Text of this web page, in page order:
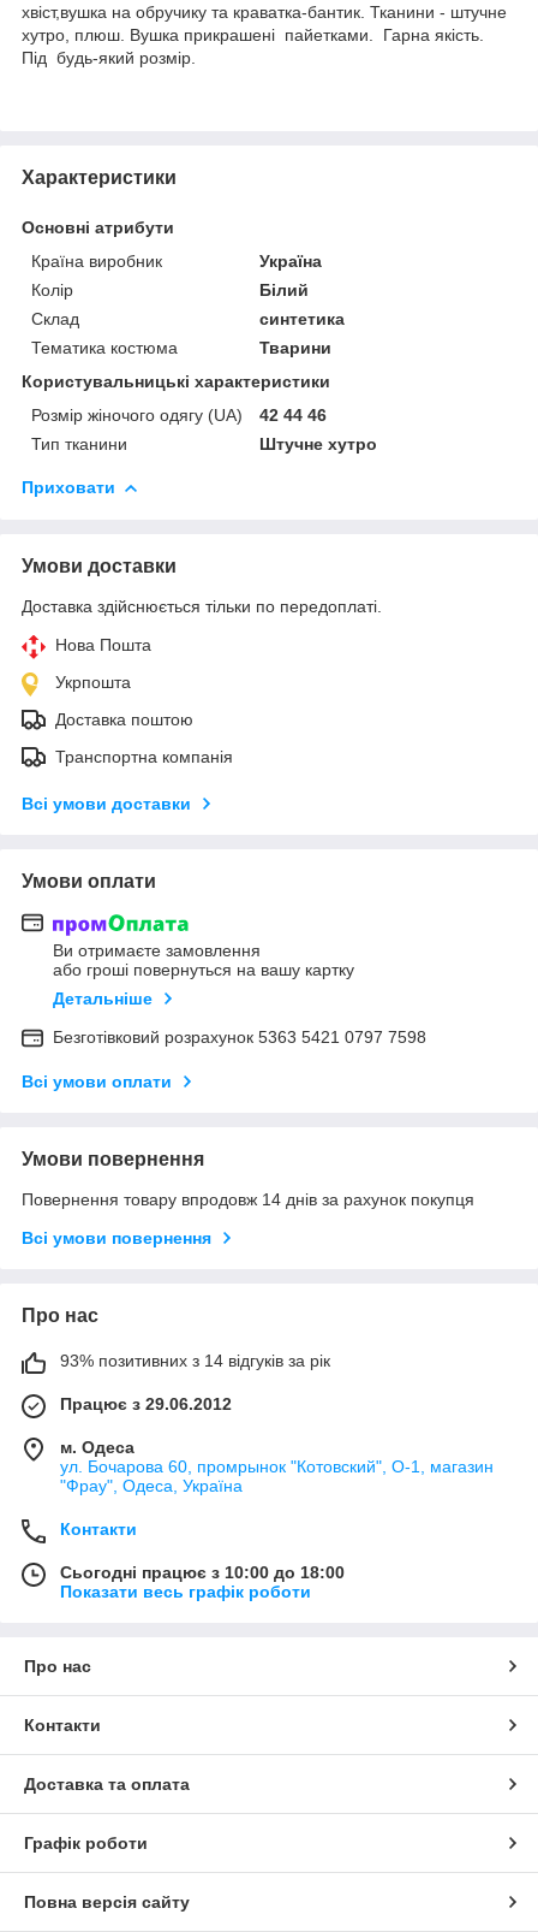
хвіст,вушка на обручику та краватка-бантик. Тканини - штучне
хутро, плюш. Вушка прикрашені пайетками. Гарна якість.
Під будь-який розмір.
Характеристики
Основні атрибути
Країна виробник
Україна
Колір
Білий
Склад
синтетика
Тематика костюма
Тварини
Користувальницькі характеристики
Розмір жіночого одягу (UA)
42 44 46
Тип тканини
Штучне хутро
Приховати
Умови доставки
Доставка здійснюється тільки по передоплаті.
Нова Пошта
Укрпошта
Доставка поштою
Транспортна компанія
Всі умови доставки
Умови оплати
Ви отримаєте замовлення
або гроші повернуться на вашу картку
Детальніше
Безготівковий розрахунок 5363 5421 0797 7598
Всі умови оплати
Умови повернення
Повернення товару впродовж 14 днів за рахунок покупця
Всі умови повернення
Про нас
93% позитивних з 14 відгуків за рік
Працює з 29.06.2012
м. Одеса
ул. Бочарова 60, промрынок "Котовский", О-1, магазин
"Фрау", Одеса, Україна
Контакти
Сьогодні працює з 10:00 до 18:00
Показати весь графік роботи
Про нас
Контакти
Доставка та оплата
Графік роботи
Повна версія сайту